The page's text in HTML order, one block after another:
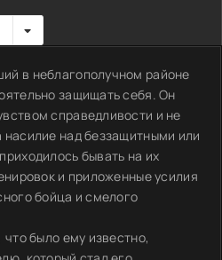
в неблагополучном районе
защищать себя. Он
справедливости и не
над беззащитными или
бывать на их
и приложенные усилия
бойца и смелого
было ему известно,